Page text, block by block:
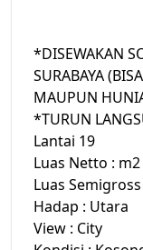
*DISEWAKAN
SURABAYA
MAUPUN
*TURUN
Lantai 19
Luas Netto : m2
Luas
Hadap : Utara
View : City